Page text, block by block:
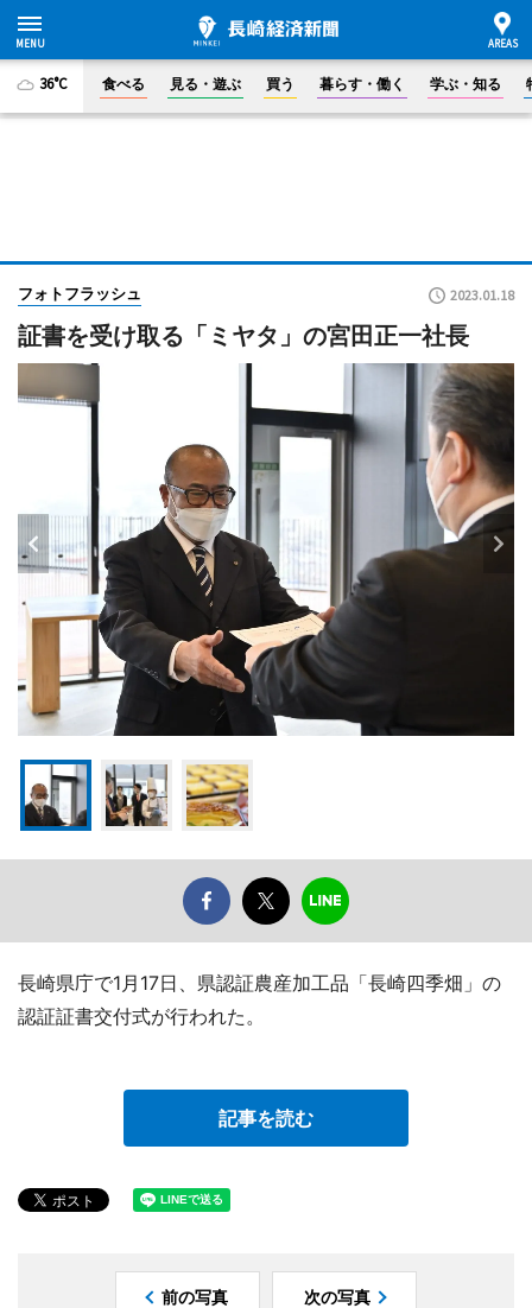
36°C 食べる 見る・遊ぶ 買う 暮らす・働く 学ぶ・知る
フォトフラッシュ 2023.01.18
証書を受け取る「ミヤタ」の宮田正一社長
長崎県庁で1月17日、県認証農産加工品「長崎四季畑」の
認証証書交付式が行われた。
記事を読む
前の写真 次の写真